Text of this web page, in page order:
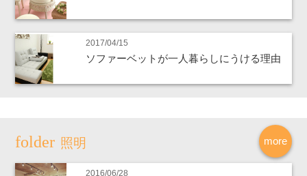
2017/04/15
ソファーベットが一人暮らしにうける理由
more
照明
2016/06/28